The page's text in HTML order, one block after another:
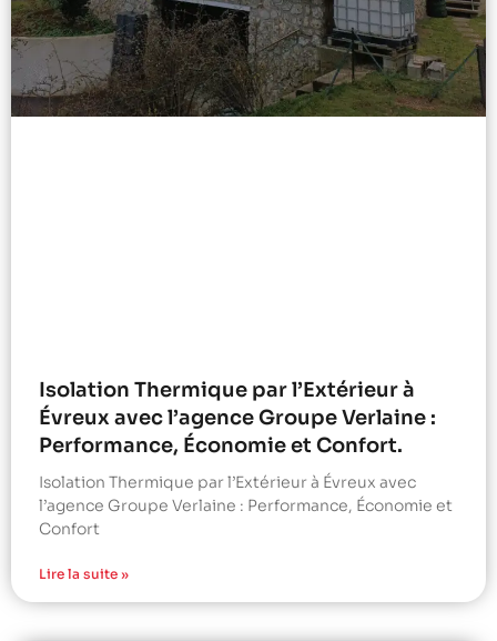
Isolation Thermique par l’Extérieur à
Évreux avec l’agence Groupe Verlaine :
Performance, Économie et Confort.
Isolation Thermique par l’Extérieur à Évreux avec
l’agence Groupe Verlaine : Performance, Économie et
Confort
Lire la suite »